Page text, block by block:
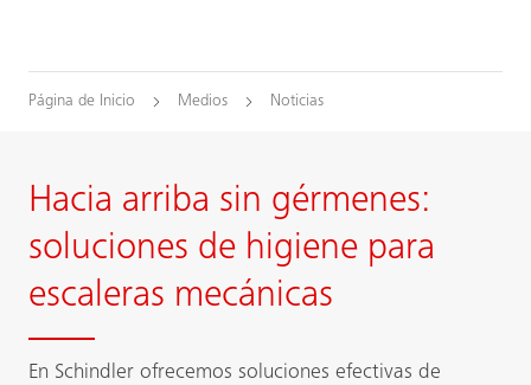
Página de Inicio Medios Noticias
Hacia arriba sin gérmenes:
soluciones de higiene para
escaleras mecánicas
En Schindler ofrecemos soluciones efectivas de